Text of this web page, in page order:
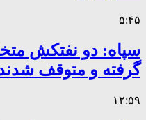
۵:۴۵
سپاه: دو نفتکش
گرفته و متوقف
۱۲:۵۹